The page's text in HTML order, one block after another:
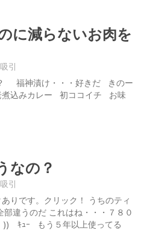
に減らないお肉を
引
福神漬け・・・好きだ きのー
煮込みカレー 初ココイチ お味
なの？
引
りです。クリック！ うちのティ
違うのだ これはね・・・７８０
ゝｷｭｰ もう５年以上使ってる